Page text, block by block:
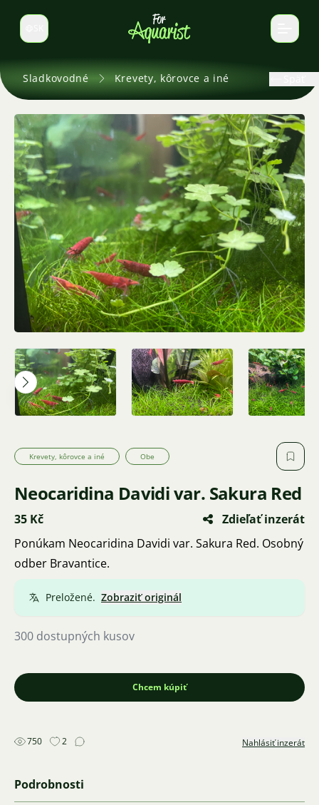
Prepnúť jazyk
Sladkovodné Krevety, kôrovce a iné
Krevety, kôrovce a iné Obe
Neocaridina Davidi var. Sakura Red
35 Kč
Zdieľať inzerát
Ponúkam Neocaridina Davidi var. Sakura Red. Osobný
odber Bravantice.
Preložené. Zobraziť originál
300 dostupných kusov
Chcem kúpiť
750 2 Nahlásiť inzerát
Podrobnosti